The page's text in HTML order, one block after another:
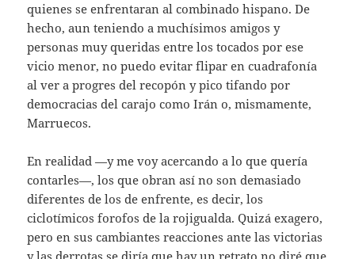
quienes se enfrentaran al combinado hispano. De
hecho, aun teniendo a muchísimos amigos y
personas muy queridas entre los tocados por ese
vicio menor, no puedo evitar flipar en cuadrafonía
al ver a progres del recopón y pico tifando por
democracias del carajo como Irán o, mismamente,
Marruecos.
En realidad —y me voy acercando a lo que quería
contarles—, los que obran así no son demasiado
diferentes de los de enfrente, es decir, los
ciclotímicos forofos de la rojigualda. Quizá exagero,
pero en sus cambiantes reacciones ante las victorias